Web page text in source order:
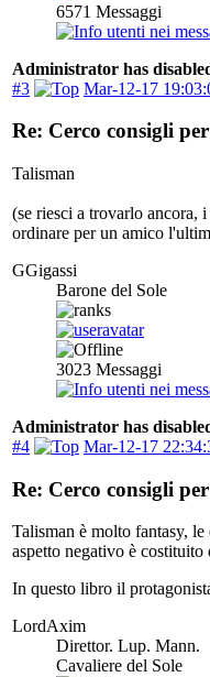
6571 Messaggi
Administrator has
#3
Mar-12-17
Re: Cerco consigli
Talisman
(se riesci a trovarlo ancora,
ordinare per un amico
GGigassi
Barone del Sole
3023 Messaggi
Administrator has
#4
Mar-12-17
Re: Cerco consigli
Talisman è molto fantasy,
aspetto negativo è
In questo libro il
LordAxim
Direttor. Lup. Mann.
Cavaliere del Sole